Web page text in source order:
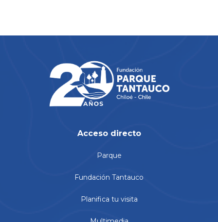
Acceso directo
Parque
Fundación Tantauco
Planifica tu visita